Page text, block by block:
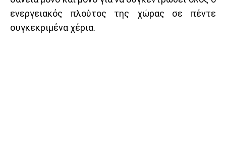
ενεργειακός πλούτος της χώρας σε πέντε
συγκεκριμένα χέρια.